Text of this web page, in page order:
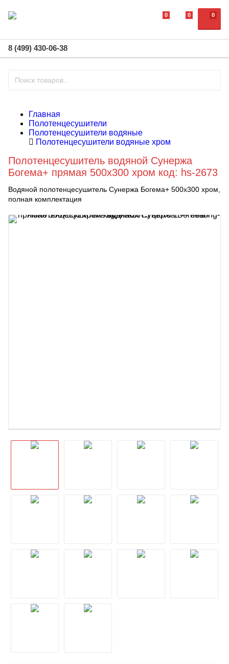
0
0 0
8 (499) 430-06-38
Главная
Полотенцесушители
Полотенцесушители водяные
Полотенцесушители водяные хром
Полотенцесушитель водяной Сунержа
Богема+ прямая 500x300 хром код: hs-2673
Водяной полотенцесушитель Сунержа Богема+ 500x300 хром,
полная комплектация